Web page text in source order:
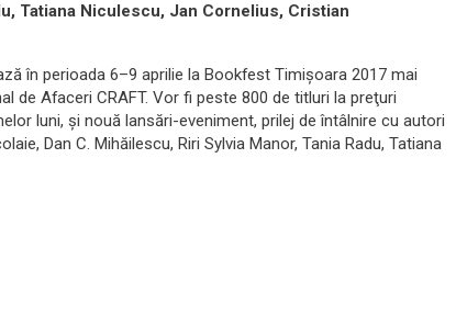
Tatiana Niculescu, Jan Cornelius, Cristian
în perioada 6–9 aprilie la Bookfest Timişoara 2017 mai
de Afaceri CRAFT. Vor fi peste 800 de titluri la preţuri
luni, şi nouă lansări-eveniment, prilej de întâlnire cu autori
Dan C. Mihăilescu, Riri Sylvia Manor, Tania Radu, Tatiana